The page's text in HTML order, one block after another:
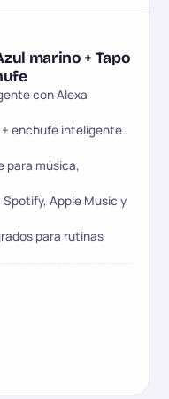
marino + Tapo
con Alexa
enchufe inteligente
para música,
Apple Music y
para rutinas